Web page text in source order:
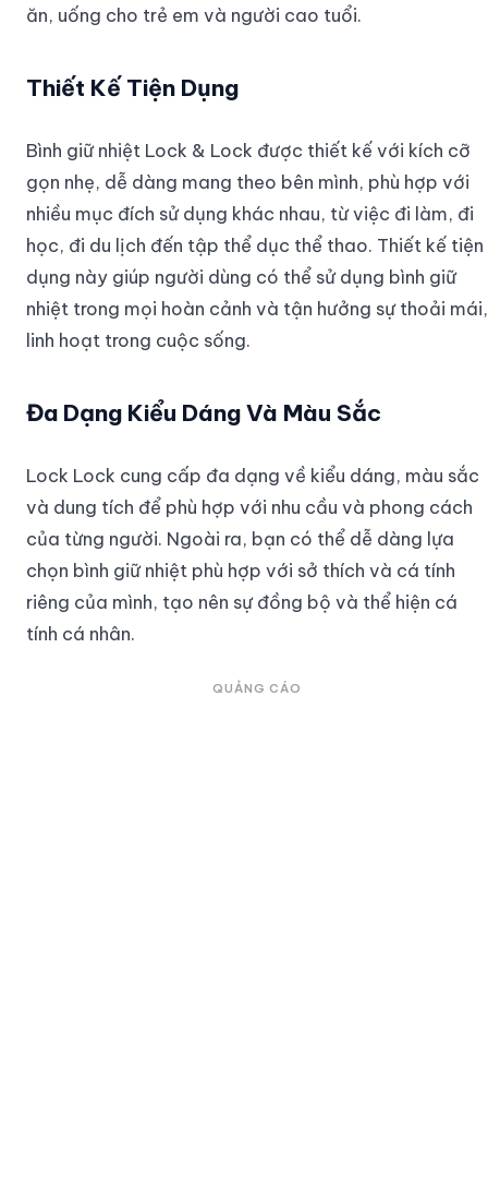
ăn, uống cho trẻ em và người cao tuổi.
Thiết Kế Tiện Dụng
Bình giữ nhiệt Lock & Lock được thiết kế với kích cỡ
gọn nhẹ, dễ dàng mang theo bên mình, phù hợp với
nhiều mục đích sử dụng khác nhau, từ việc đi làm, đi
học, đi du lịch đến tập thể dục thể thao. Thiết kế tiện
dụng này giúp người dùng có thể sử dụng bình giữ
nhiệt trong mọi hoàn cảnh và tận hưởng sự thoải mái,
linh hoạt trong cuộc sống.
Đa Dạng Kiểu Dáng Và Màu Sắc
Lock Lock cung cấp đa dạng về kiểu dáng, màu sắc
và dung tích để phù hợp với nhu cầu và phong cách
của từng người. Ngoài ra, bạn có thể dễ dàng lựa
chọn bình giữ nhiệt phù hợp với sở thích và cá tính
riêng của mình, tạo nên sự đồng bộ và thể hiện cá
tính cá nhân.
QUẢNG CÁO